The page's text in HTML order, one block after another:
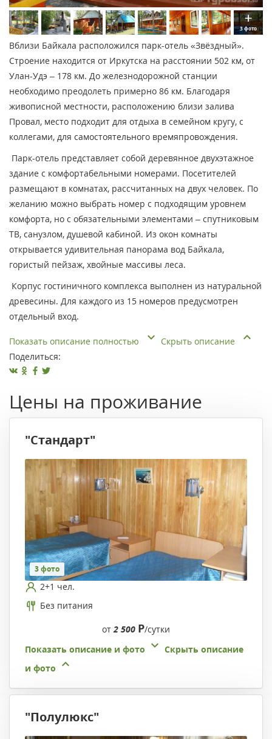
3 фото
Вблизи Байкала расположился парк-отель «Звёздный».
Строение находится от Иркутска на расстоянии 502 км, от
Улан-Удэ – 178 км. До железнодорожной станции
необходимо преодолеть примерно 86 км. Благодаря
живописной местности, расположению близи залива
Провал, место подходит для отдыха в семейном кругу, с
коллегами, для самостоятельного времяпровождения.
Парк-отель представляет собой деревянное двухэтажное
здание с комфортабельными номерами. Посетителей
размещают в комнатах, рассчитанных на двух человек. По
желанию можно выбрать номер с подходящим уровнем
комфорта, но с обязательными элементами – спутниковым
ТВ, санузлом, душевой кабиной. Из окон комнаты
открывается удивительная панорама вод Байкала,
гористый пейзаж, хвойные массивы леса.
Корпус гостиничного комплекса выполнен из натуральной
древесины. Для каждого из 15 номеров предусмотрен
отдельный вход.
Показать описание полностью
Скрыть описание
Поделиться:
Цены на проживание
"Стандарт"
3 фото
2+1 чел.
Без питания
от 2 500 Р/сутки
Показать описание и фото
Скрыть описание
и фото
"Полулюкс"